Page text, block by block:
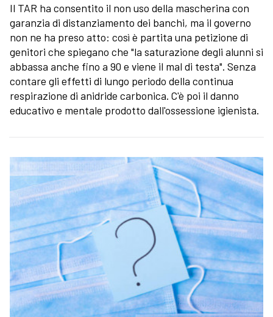
Il TAR ha consentito il non uso della mascherina con
garanzia di distanziamento dei banchi, ma il governo
non ne ha preso atto: così è partita una petizione di
genitori che spiegano che "la saturazione degli alunni si
abbassa anche fino a 90 e viene il mal di testa". Senza
contare gli effetti di lungo periodo della continua
respirazione di anidride carbonica. C'è poi il danno
educativo e mentale prodotto dall'ossessione igienista.